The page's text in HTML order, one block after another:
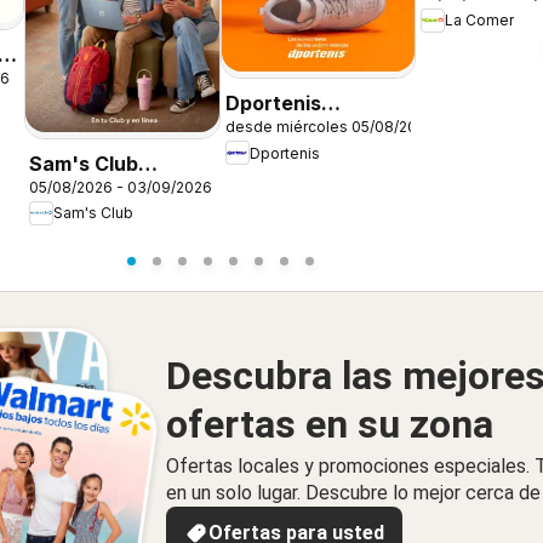
Sam's Club
catálogo
05/08/2026 - 03/09/2026
Sam's Club
Dportenis
catálogo
desde miércoles 05/08/2026
Dportenis
La Comer
Descubra las
ofertas en su zona
Ofertas locales y promociones especiales.
en un solo lugar. Descubre lo mejor cerca
Ofertas para usted